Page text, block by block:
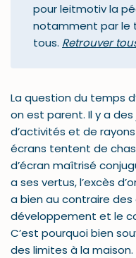
pour leitmotiv la
notamment par le
tous. Retrouver
La question du temps
on est parent. Il y a
d’activités et de
écrans tentent de
d’écran maîtrisé
a ses vertus, l’excès
a bien au contraire
développement et le
C’est pourquoi bien
des limites à la